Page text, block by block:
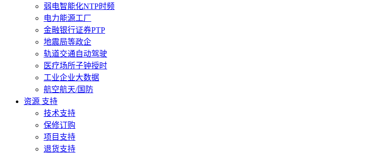
弱电智能化NTP时频
电力能源工厂
金融银行证券PTP
地震局等政企
轨道交通自动驾驶
医疗场所子钟授时
工业企业大数据
航空航天/国防
资源 支持
技术支持
保修订购
项目支持
退货支持